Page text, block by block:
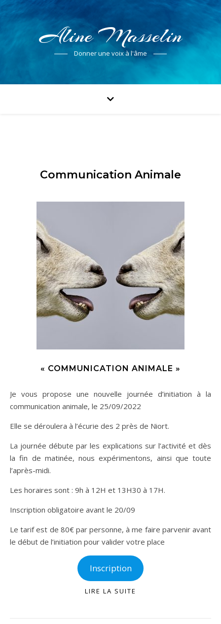
Aline Masselin
Donner une voix à l'âme
Communication Animale
« COMMUNICATION ANIMALE »
Je vous propose une nouvelle journée d’initiation à la
communication animale, le 25/09/2022
Elle se déroulera à l’écurie des 2 près de Niort.
La journée débute par les explications sur l’activité et dès
la fin de matinée, nous expérimentons, ainsi que toute
l’après-midi.
Les horaires sont : 9h à 12H et 13H30 à 17H.
Inscription obligatoire avant le 20/09
Le tarif est de 80€ par personne, à me faire parvenir avant
le début de l’initiation pour valider votre place
Inscription
LIRE LA SUITE